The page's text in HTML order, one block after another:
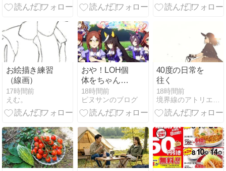
開するぞ
お絵描き練習
（線画）
17時間前
えむ。
おや！LOH個
体をちゃんと
作ってない！
18時間前
ピヌサンのブログ
40度の日常を
往く
18時間前